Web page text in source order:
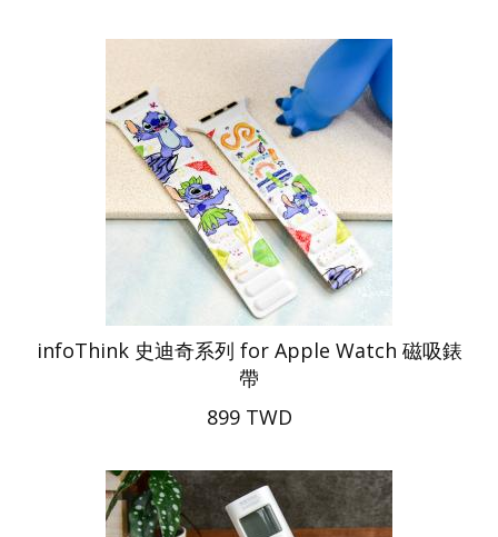
infoThink 史迪奇系列 for Apple Watch 磁吸錶
帶
899 TWD